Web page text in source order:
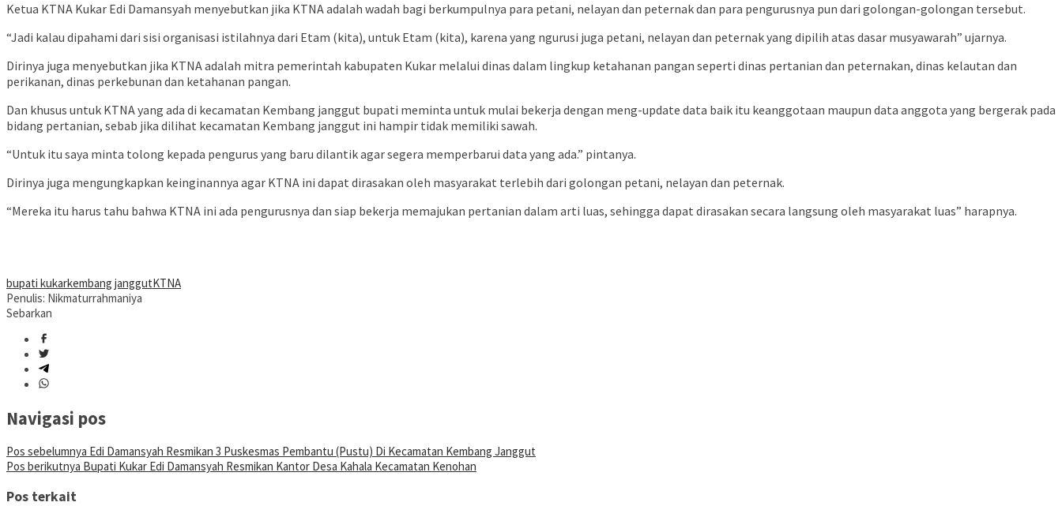
Ketua KTNA Kukar Edi Damansyah menyebutkan jika KTNA adalah wadah bagi berkumpulnya para petani, nelayan dan peternak dan para pengurusnya pun dari golongan-golongan tersebut.
“Jadi kalau dipahami dari sisi organisasi istilahnya dari Etam (kita), untuk Etam (kita), karena yang ngurusi juga petani, nelayan dan peternak yang dipilih atas dasar musyawarah” ujarnya.
Dirinya juga menyebutkan jika KTNA adalah mitra pemerintah kabupaten Kukar melalui dinas dalam lingkup ketahanan pangan seperti dinas pertanian dan peternakan, dinas kelautan dan
perikanan, dinas perkebunan dan ketahanan pangan.
Dan khusus untuk KTNA yang ada di kecamatan Kembang janggut bupati meminta untuk mulai bekerja dengan meng-update data baik itu keanggotaan maupun data anggota yang bergerak pada
bidang pertanian, sebab jika dilihat kecamatan Kembang janggut ini hampir tidak memiliki sawah.
“Untuk itu saya minta tolong kepada pengurus yang baru dilantik agar segera memperbarui data yang ada.” pintanya.
Dirinya juga mengungkapkan keinginannya agar KTNA ini dapat dirasakan oleh masyarakat terlebih dari golongan petani, nelayan dan peternak.
“Mereka itu harus tahu bahwa KTNA ini ada pengurusnya dan siap bekerja memajukan pertanian dalam arti luas, sehingga dapat dirasakan secara langsung oleh masyarakat luas” harapnya.
bupati kukarkembang janggutKTNA
Penulis: Nikmaturrahmaniya
Sebarkan
Navigasi pos
Pos sebelumnya Edi Damansyah Resmikan 3 Puskesmas Pembantu (Pustu) Di Kecamatan Kembang Janggut
Pos berikutnya Bupati Kukar Edi Damansyah Resmikan Kantor Desa Kahala Kecamatan Kenohan
Pos terkait